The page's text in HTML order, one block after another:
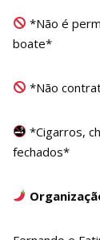
*Não é
boate*
*Não
*Cigarros,
fechados*